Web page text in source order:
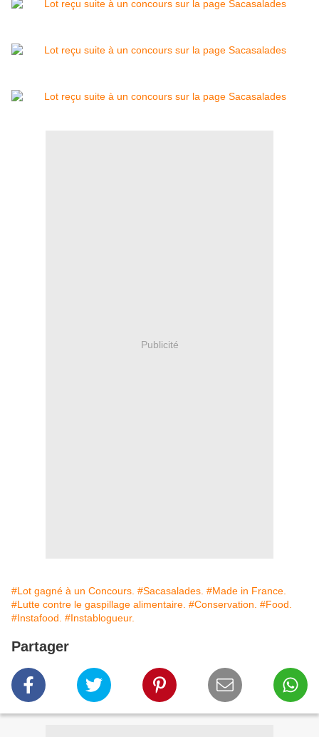
Publicité
#Lot gagné à un Concours. #Sacasalades. #Made in France.
#Lutte contre le gaspillage alimentaire. #Conservation. #Food.
#Instafood. #Instablogueur.
Partager